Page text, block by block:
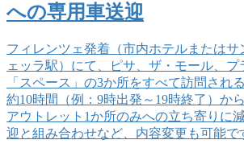
への専用車送迎
フィレンツェ発着（市内ホテルまたは
ェッラ駅）にて、ピサ、ザ・モール、プ
「スペース」の3か所をすべて訪問され
約10時間（例：9時出発～19時終了）か
アウトレット1か所のみへの立ち寄りに
迎と組み合わせなど、内容変更も可能で